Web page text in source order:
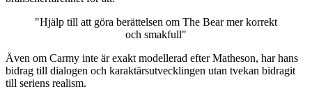
"Hjälp till att göra berättelsen om The Bear mer korrekt
och smakfull"
Även om Carmy inte är exakt modellerad efter Matheson, har hans
bidrag till dialogen och karaktärsutvecklingen utan tvekan bidragit
till seriens realism.